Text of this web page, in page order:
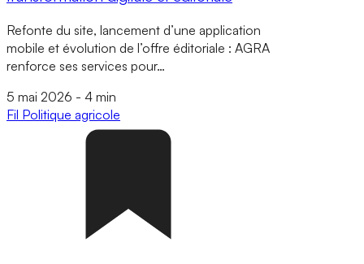
Refonte du site, lancement d’une application
mobile et évolution de l’offre éditoriale : AGRA
renforce ses services pour…
5 mai 2026 - 4 min
Fil Politique agricole